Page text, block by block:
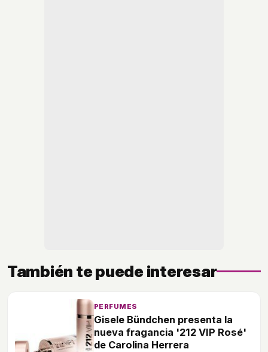
También te puede interesar
PERFUMES
Gisele Bündchen presenta la
nueva fragancia '212 VIP Rosé'
de Carolina Herrera